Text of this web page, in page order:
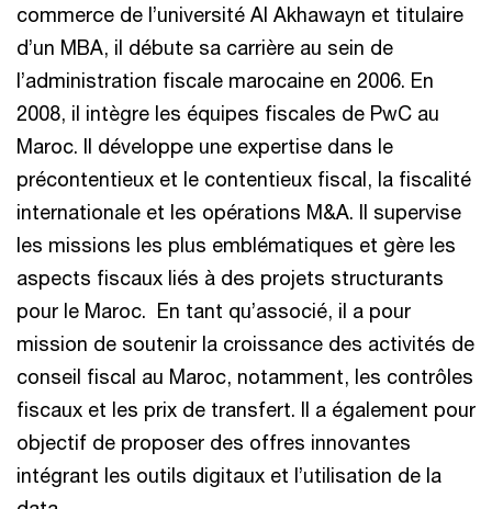
commerce de l’université Al Akhawayn et titulaire
d’un MBA, il débute sa carrière au sein de
l’administration fiscale marocaine en 2006. En
2008, il intègre les équipes fiscales de PwC au
Maroc. Il développe une expertise dans le
précontentieux et le contentieux fiscal, la fiscalité
internationale et les opérations M&A. Il supervise
les missions les plus emblématiques et gère les
aspects fiscaux liés à des projets structurants
pour le Maroc. En tant qu’associé, il a pour
mission de soutenir la croissance des activités de
conseil fiscal au Maroc, notamment, les contrôles
fiscaux et les prix de transfert. Il a également pour
objectif de proposer des offres innovantes
intégrant les outils digitaux et l’utilisation de la